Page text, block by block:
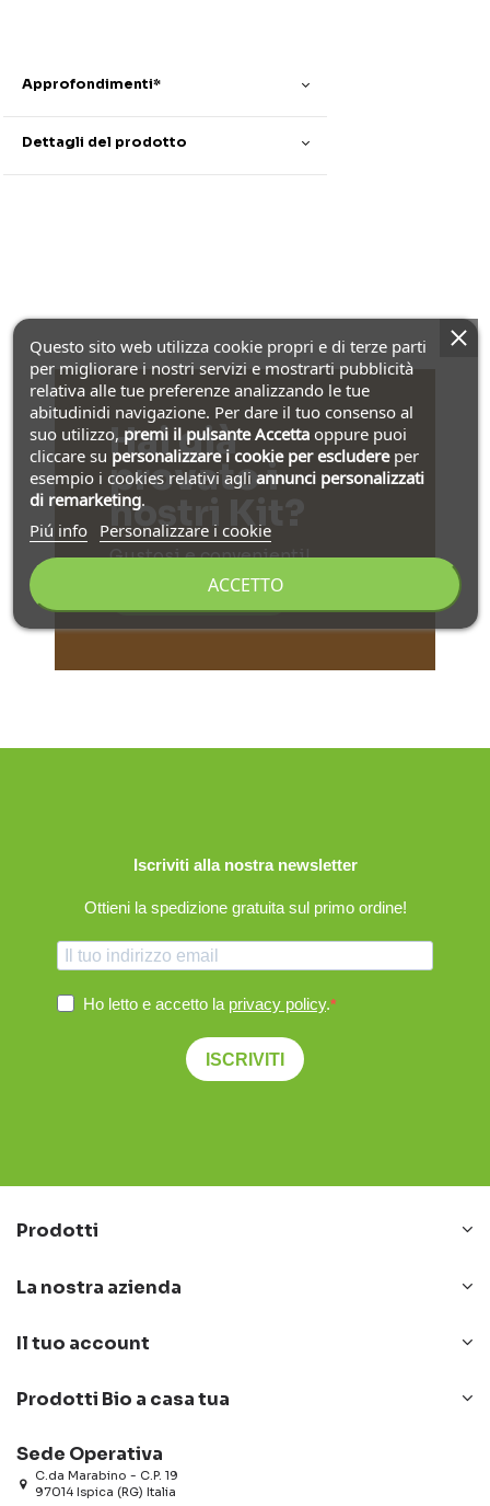
Approfondimenti*
Dettagli del prodotto
Hai già
provato i
nostri Kit?
Gustosi e convenienti!
Scoprili tutti
Iscriviti alla nostra newsletter
Ottieni la spedizione gratuita sul primo ordine!
Ho letto e accetto la privacy policy.
ISCRIVITI
Prodotti
La nostra azienda
Il tuo account
Prodotti Bio a casa tua
Sede Operativa
C.da Marabino - C.P. 19
97014 Ispica (RG) Italia
Questo sito web utilizza cookie propri e di terze parti
per migliorare i nostri servizi e mostrarti pubblicità
relativa alle tue preferenze analizzando le tue
abitudinidi navigazione. Per dare il tuo consenso al
suo utilizzo, premi il pulsante Accettaoppure puoi
cliccare su personalizzare i cookie per escludereper
esempio i cookies relativi agli annunci personalizzati
di remarketing.
Piú info
Personalizzare i cookie
ACCETTO